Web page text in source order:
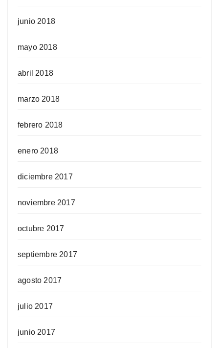
junio 2018
mayo 2018
abril 2018
marzo 2018
febrero 2018
enero 2018
diciembre 2017
noviembre 2017
octubre 2017
septiembre 2017
agosto 2017
julio 2017
junio 2017